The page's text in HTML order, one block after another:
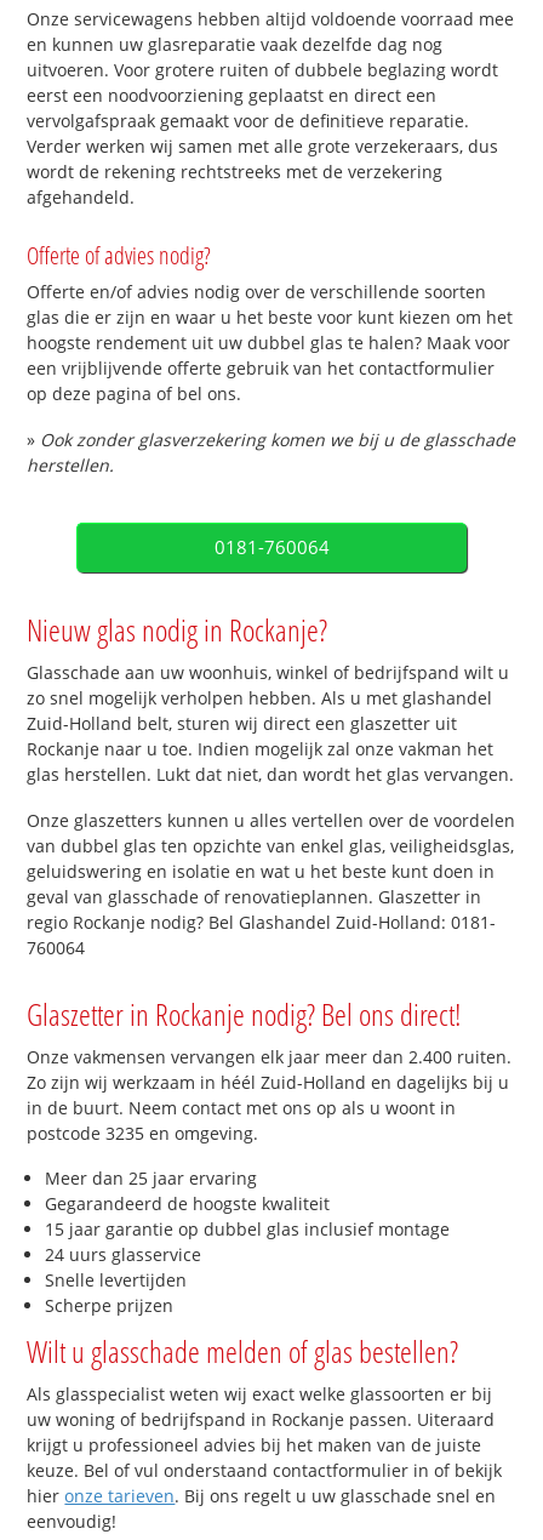
Onze servicewagens hebben altijd voldoende voorraad mee
en kunnen uw glasreparatie vaak dezelfde dag nog
uitvoeren. Voor grotere ruiten of dubbele beglazing wordt
eerst een noodvoorziening geplaatst en direct een
vervolgafspraak gemaakt voor de definitieve reparatie.
Verder werken wij samen met alle grote verzekeraars, dus
wordt de rekening rechtstreeks met de verzekering
afgehandeld.
Offerte of advies nodig?
Offerte en/of advies nodig over de verschillende soorten
glas die er zijn en waar u het beste voor kunt kiezen om het
hoogste rendement uit uw dubbel glas te halen? Maak voor
een vrijblijvende offerte gebruik van het contactformulier
op deze pagina of bel ons.
» Ook zonder glasverzekering komen we bij u de glasschade
herstellen.
0181-760064
Nieuw glas nodig in Rockanje?
Glasschade aan uw woonhuis, winkel of bedrijfspand wilt u
zo snel mogelijk verholpen hebben. Als u met glashandel
Zuid-Holland belt, sturen wij direct een glaszetter uit
Rockanje naar u toe. Indien mogelijk zal onze vakman het
glas herstellen. Lukt dat niet, dan wordt het glas vervangen.
Onze glaszetters kunnen u alles vertellen over de voordelen
van dubbel glas ten opzichte van enkel glas, veiligheidsglas,
geluidswering en isolatie en wat u het beste kunt doen in
geval van glasschade of renovatieplannen. Glaszetter in
regio Rockanje nodig? Bel Glashandel Zuid-Holland: 0181-
760064
Glaszetter in Rockanje nodig? Bel ons direct!
Onze vakmensen vervangen elk jaar meer dan 2.400 ruiten.
Zo zijn wij werkzaam in héél Zuid-Holland en dagelijks bij u
in de buurt. Neem contact met ons op als u woont in
postcode 3235 en omgeving.
Meer dan 25 jaar ervaring
Gegarandeerd de hoogste kwaliteit
15 jaar garantie op dubbel glas inclusief montage
24 uurs glasservice
Snelle levertijden
Scherpe prijzen
Wilt u glasschade melden of glas bestellen?
Als glasspecialist weten wij exact welke glassoorten er bij
uw woning of bedrijfspand in Rockanje passen. Uiteraard
krijgt u professioneel advies bij het maken van de juiste
keuze. Bel of vul onderstaand contactformulier in of bekijk
hieronze tarieven. Bij ons regelt u uw glasschade snel en
eenvoudig!